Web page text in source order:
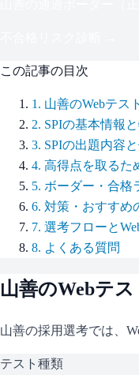
この記事の目次
1 . 山善のWebテス
2. SPIの基本情報
3. SPIの出題内容
4. 高得点を取るた
5. ボーダー・合格
6. 対策・おすすめ
7. 選考フローと
8. よくある質問
山善のWebテ
山善の採用選考では、
テスト種類